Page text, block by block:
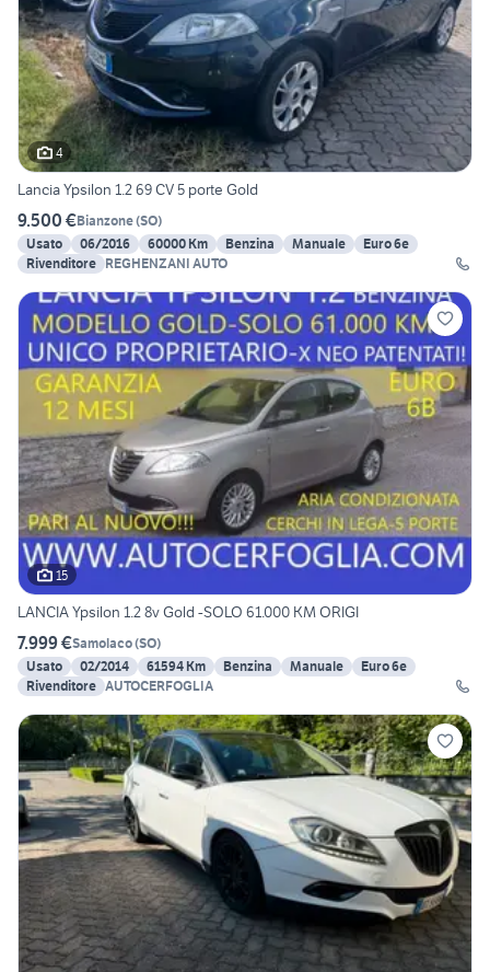
4
Lancia Ypsilon 1.2 69 CV 5 porte Gold
9.500 €Bianzone(SO)
Usato
06/2016 60000 Km Benzina Manuale
Euro 6e
Rivenditore REGHENZANI AUTO
15
LANCIA Ypsilon 1.2 8v Gold -SOLO 61.000 KM ORIGI
7.999 €Samolaco(SO)
Usato
02/2014 61594 Km Benzina Manuale
Euro 6e
Rivenditore AUTOCERFOGLIA